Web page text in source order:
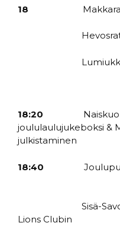
18
Lumiukko
18:20 Naiskuoro
joululaulujukeboksi &
julkistaminen
18:40
Sisä-Savon
Lions Clubin